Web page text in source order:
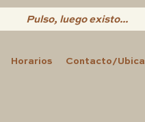
Pulso, luego existo...
Horarios Contacto/